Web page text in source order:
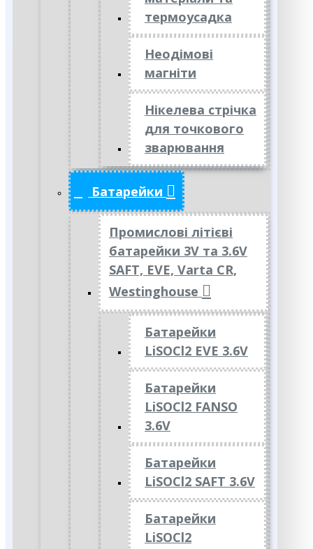
термоусадка
Неодімові
магніти
Нікелева стрічка
для точкового
зварювання
Батарейки
Промислові літієві
батарейки 3V та 3.6V
SAFT, EVE, Varta CR,
Westinghouse
Батарейки
LiSOCl2 EVE 3.6V
Батарейки
LiSOCl2 FANSO
3.6V
Батарейки
LiSOCl2 SAFT 3.6V
Батарейки
LiSOCl2